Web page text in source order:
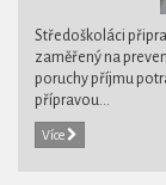
Středoškoláci
zaměřený na
poruchy příjmu
přípravou...
Více